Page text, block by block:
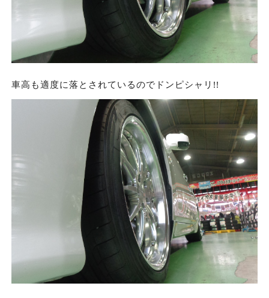
車高も適度に落とされているのでドンピシャリ!!